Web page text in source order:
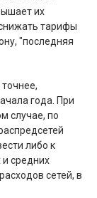
их
тарифы
"последняя
года. При
случае, по
либо к
и средних
сетей, в